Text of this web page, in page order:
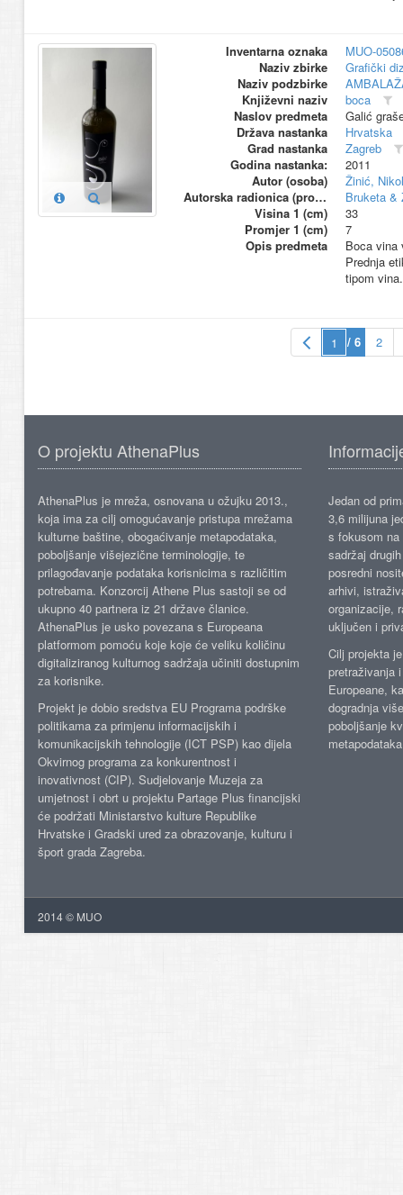
Inventarna oznaka
MUO-
Naziv zbirke
Grafički
Naziv podzbirke
Književni naziv
boca
Naslov predmeta
Galić
Država nastanka
Hrvatska
Grad nastanka
Zagreb
Godina nastanka:
2011
Autor (osoba)
Žinić,
Autorska radionica (proizvođač)
Bruketa &
Visina 1 (cm)
33
Promjer 1 (cm)
7
Opis predmeta
Boca vina
Prednja
tipom vina.
/ 6 2
O projektu AthenaPlus
AthenaPlus je mreža, osnovana u ožujku 2013.,
koja ima za cilj omogućavanje pristupa mrežama
kulturne baštine, obogaćivanje metapodataka,
poboljšanje višejezične terminologije, te
prilagođavanje podataka korisnicima s različitim
potrebama. Konzorcij Athene Plus sastoji se od
ukupno 40 partnera iz 21 države članice.
AthenaPlus je usko povezana s Europeana
platformom pomoću koje koje će veliku količinu
digitaliziranog kulturnog sadržaja učiniti dostupnim
za korisnike.
Projekt je dobio sredstva EU Programa podrške
politikama za primjenu informacijskih i
komunikacijskih tehnologije (ICT PSP) kao dijela
Okvirnog programa za konkurentnost i
inovativnost (CIP). Sudjelovanje Muzeja za
umjetnost i obrt u projektu Partage Plus financijski
će podržati Ministarstvo kulture Republike
Hrvatske i Gradski ured za obrazovanje, kulturu i
šport grada Zagreba.
Jedan od
3,6 milijuna
s fokusom
sadržaj
posredni
arhivi,
organizacije,
uključen i
Cilj projekta
pretraživanja
Europeane,
dogradnja
poboljšanje
2014 © MUO